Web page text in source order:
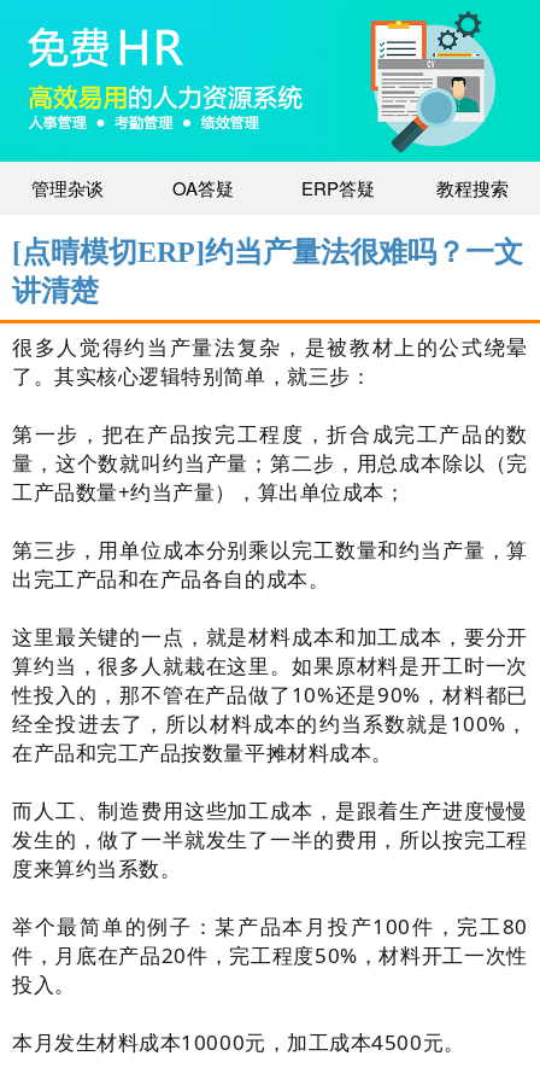
管理杂谈 OA答疑 ERP答疑 教程搜索
[点晴模切ERP]约当产量法很难吗？一文
讲清楚
很多人觉得约当产量法复杂，是被教材上的公式绕晕
了。其实核心逻辑特别简单，就三步：
第一步，把在产品按完工程度，折合成完工产品的数
量，这个数就叫约当产量；第二步，用总成本除以（完
工产品数量+约当产量），算出单位成本；
第三步，用单位成本分别乘以完工数量和约当产量，算
出完工产品和在产品各自的成本。
这里最关键的一点，就是材料成本和加工成本，要分开
算约当，很多人就栽在这里。如果原材料是开工时一次
性投入的，那不管在产品做了10%还是90%，材料都已
经全投进去了，所以材料成本的约当系数就是100%，
在产品和完工产品按数量平摊材料成本。
而人工、制造费用这些加工成本，是跟着生产进度慢慢
发生的，做了一半就发生了一半的费用，所以按完工程
度来算约当系数。
举个最简单的例子：某产品本月投产100件，完工80
件，月底在产品20件，完工程度50%，材料开工一次性
投入。
本月发生材料成本10000元，加工成本4500元。